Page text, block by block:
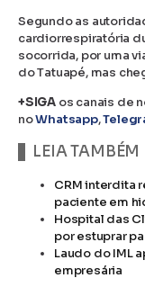
Segundo as
cardiorrespiratória
socorrida, por uma
do Tatuapé, mas
+SIGA os canais de
noWhatsapp,
LEIA TAMBÉM
CRM interdita
paciente em
Hospital das
por estuprar
Laudo do IML
empresária